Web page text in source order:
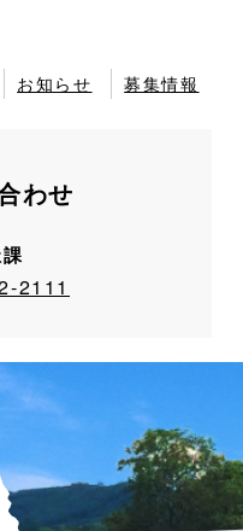
お知らせ 募集情報
わせ
2111